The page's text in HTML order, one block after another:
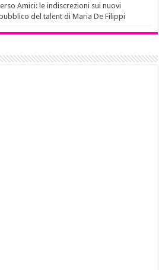
Amici: le indiscrezioni sui nuovi
del talent di Maria De Filippi